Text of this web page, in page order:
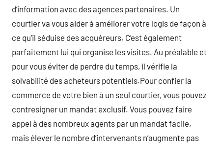
d’information avec des agences partenaires. Un
courtier va vous aider à améliorer votre logis de façon à
ce qu’il séduise des acquéreurs. C’est également
parfaitement lui qui organise les visites. Au préalable et
pour vous éviter de perdre du temps, il vérifie la
solvabilité des acheteurs potentiels.Pour confier la
commerce de votre bien à un seul courtier, vous pouvez
contresigner un mandat exclusif. Vous pouvez faire
appel à des nombreux agents par un mandat facile,
mais élever le nombre d’intervenants n’augmente pas